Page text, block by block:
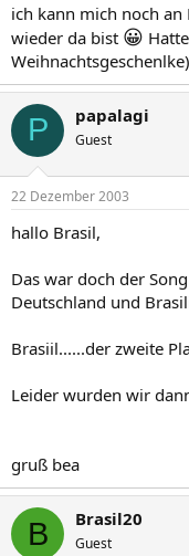
ich kann mich noch an
wieder da bist 😀
P papalagi
Guest
22 Dezember 2003
hallo Brasil,
Das war doch der
Deutschland und
Brasiil......der zweite
Leider wurden wir
gruß bea
B Brasil20
Guest